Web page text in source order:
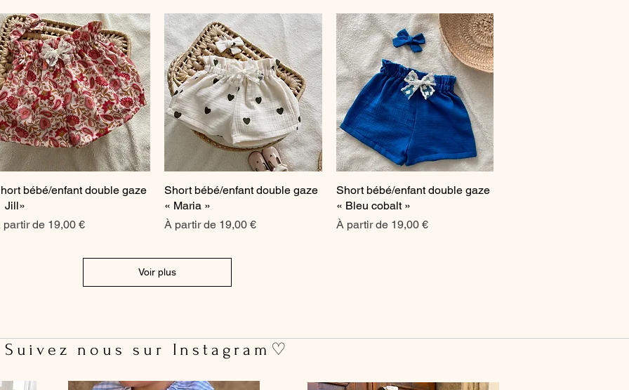
Aperçu rapide
bébé/enfant double gaze
Jill»
partir de 19,00 €
promotionnel
Aperçu rapide
Short bébé/enfant double gaze
« Maria »
À partir de 19,00 €
Prix promotionnel
Aperçu rapide
Short bébé/enfant double gaze
« Bleu cobalt »
À partir de 19,00 €
Prix promotionnel
Voir plus
nous sur Instagram♡